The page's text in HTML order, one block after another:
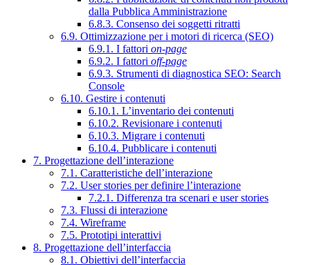
dalla Pubblica Amministrazione
6.8.3. Consenso dei soggetti ritratti
6.9. Ottimizzazione per i motori di ricerca (SEO)
6.9.1. I fattori on-page
6.9.2. I fattori off-page
6.9.3. Strumenti di diagnostica SEO: Search
Console
6.10. Gestire i contenuti
6.10.1. L’inventario dei contenuti
6.10.2. Revisionare i contenuti
6.10.3. Migrare i contenuti
6.10.4. Pubblicare i contenuti
7. Progettazione dell’interazione
7.1. Caratteristiche dell’interazione
7.2. User stories per definire l’interazione
7.2.1. Differenza tra scenari e user stories
7.3. Flussi di interazione
7.4. Wireframe
7.5. Prototipi interattivi
8. Progettazione dell’interfaccia
8.1. Obiettivi dell’interfaccia